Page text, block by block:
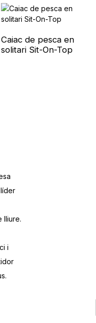
Caiac de pesca en
solitari Sit-On-Top
lliure.
i